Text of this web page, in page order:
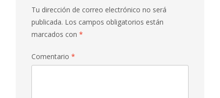
Tu dirección de correo electrónico no será
publicada. Los campos obligatorios están
marcados con *
Comentario *